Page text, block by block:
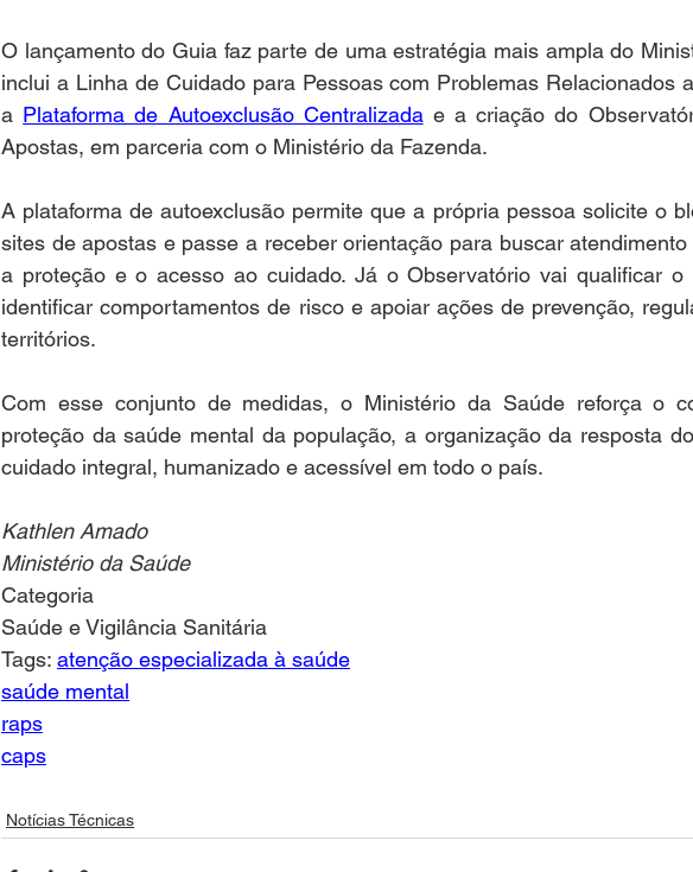
O lançamento do Guia faz parte de uma estratégia mais ampla do
inclui a Linha de Cuidado para Pessoas com Problemas Relacionados
a Plataforma de Autoexclusão Centralizada e a criação do
Apostas, em parceria com o Ministério da Fazenda.
A plataforma de autoexclusão permite que a própria pessoa solicite o
sites de apostas e passe a receber orientação para buscar
a proteção e o acesso ao cuidado. Já o Observatório vai qualificar
identificar comportamentos de risco e apoiar ações de prevenção,
territórios.
Com esse conjunto de medidas, o Ministério da Saúde reforça o
proteção da saúde mental da população, a organização da resposta
cuidado integral, humanizado e acessível em todo o país.
Kathlen Amado
Ministério da Saúde
Categoria
Saúde e Vigilância Sanitária
Tags: atenção especializada à saúde
saúde mental
raps
caps
Notícias Técnicas